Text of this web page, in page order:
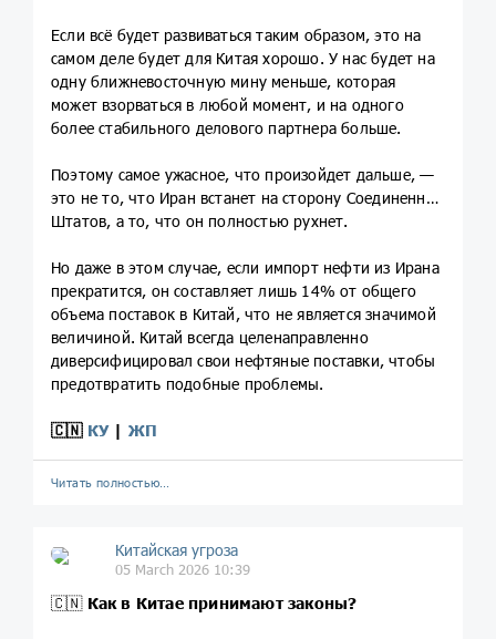
Если всё будет развиваться таким образом, это на
самом деле будет для Китая хорошо. У нас будет на
одну ближневосточную мину меньше, которая
может взорваться в любой момент, и на одного
более стабильного делового партнера больше.
Поэтому самое ужасное, что произойдет дальше, —
это не то, что Иран встанет на сторону Соединенных
Штатов, а то, что он полностью рухнет.
Но даже в этом случае, если импорт нефти из Ирана
прекратится, он составляет лишь 14% от общего
объема поставок в Китай, что не является значимой
величиной. Китай всегда целенаправленно
диверсифицировал свои нефтяные поставки, чтобы
предотвратить подобные проблемы.
🇨🇳 КУ| ЖП
Читать полностью…
Китайская угроза
05 March 2026 10:39
🇨🇳 Как в Китае принимают законы?